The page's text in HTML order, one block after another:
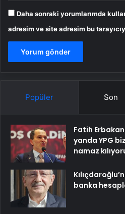
Daha sonraki yorumlarımda
adresim ve site adresim bu
Popüler Son
Fatih
yanda YPG
namaz
banka